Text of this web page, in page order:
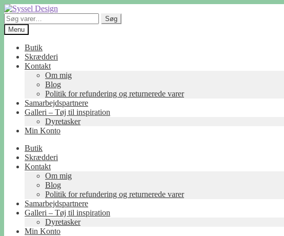
Spring
til
navigation
Spring
til
indhold
Søg
efter:
Søg
Menu
Butik
Skrædderi
Kontakt
Om mig
Blog
Politik for refundering og returnerede varer
Samarbejdspartnere
Galleri – Tøj til inspiration
Dyretasker
Min Konto
Butik
Skrædderi
Kontakt
Om mig
Blog
Politik for refundering og returnerede varer
Samarbejdspartnere
Galleri – Tøj til inspiration
Dyretasker
Min Konto